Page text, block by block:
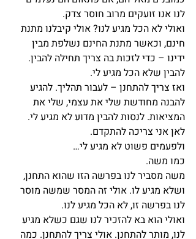
לנו אנו זועקים מרוב חוסר צדק.
ואולי לא הכל מגיע לנו? אולי קיבלנו מתנת
חינם, וכאשר מתנת החינם נשלפת מבין
ידינו – כדי לזכות בה צריך תחילה להבין.
להבין שלא הכל מגיע לי.
ואז צריך להתחנן – לעבור תהליך. להגיע
להבנה מחודשת שלי את עצמי, שלי את
המציאות. לנסות להבין מדוע לא מגיע לי.
לאן אני צריכה להתקדם.
ולפעמים פשוט לא מגיע לי…
כמו משה.
משה מסביר לנו בפרשה הזו שהוא התחנן,
ושלא מגיע לו. אולי זה המסר שמשה מוסר
לנו בפרשה זו, לא הכל מגיע לנו.
ואולי הוא בא להזכיר לנו שגם כשלא מגיע
לנו, מותר להתחנן. אולי צריך להתחנן. כמה